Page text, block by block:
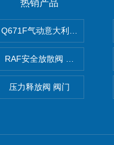
热销产品
Q671F气动意大利式薄型球阀
RAF安全放散阀 阀生产
压力释放阀 阀门